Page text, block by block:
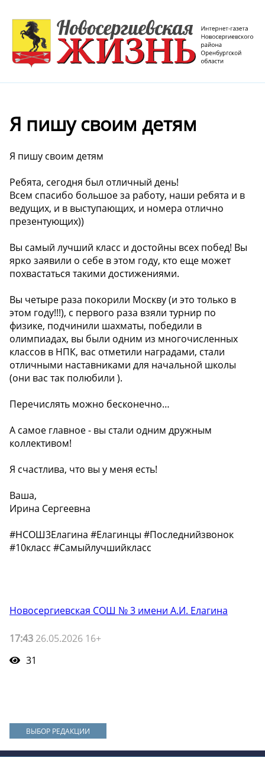
Я пишу своим детям
Я пишу своим детям
Ребята, сегодня был отличный день!
Всем спасибо большое за работу, наши ребята и в
ведущих, и в выступающих, и номера отлично
презентующих))
️Вы самый лучший класс и достойны всех побед! Вы
ярко заявили о себе в этом году, кто еще может
похвастаться такими достижениями.
Вы четыре раза покорили Москву (и это только в
этом году!!!), с первого раза взяли турнир по
физике, подчинили шахматы, победили в
олимпиадах, вы были одним из многочисленных
классов в НПК, вас отметили наградами, стали
отличными наставниками для начальной школы
(они вас так полюбили ).
Перечислять можно бесконечно…
А самое главное - вы стали одним дружным
коллективом!
Я счастлива, что вы у меня есть!
Ваша,
Ирина Сергеевна
#НСОШ3Елагина #Елагинцы #Последнийзвонок
#10класс #Самыйлучшийкласс
Новосергиевская СОШ № 3 имени А.И. Елагина
17:43 26.05.2026 16+
31
ВЫБОР РЕДАКЦИИ